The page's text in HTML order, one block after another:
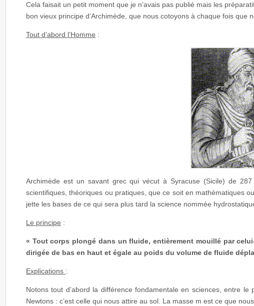
Cela faisait un petit moment que je n’avais pas publié mais les
bon vieux principe d’Archimède, que nous cotoyons à chaque fois que
Tout d’abord l’Homme :
Archimède est un savant grec qui vécut à Syracuse (Sicile) de
scientifiques, théoriques ou pratiques, que ce soit en mathématiques
jette les bases de ce qui sera plus tard la science nommée
Le principe :
« Tout corps plongé dans un fluide, entièrement mouillé par
dirigée de bas en haut et égale au poids du volume de fluide
Explications :
Notons tout d’abord la différence fondamentale en sciences, entre
Newtons : c’est celle qui nous attire au sol. La masse m est ce que